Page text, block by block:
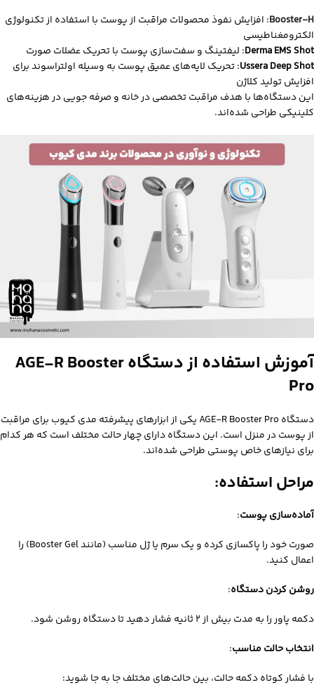
Booster-H: افزایش نفوذ محصولات مراقبت از پوست با استفاده از تکنولوژی
الکترومغناطیسی
Derma EMS Shot: لیفتینگ و سفت‌سازی پوست با تحریک عضلات صورت
Ussera Deep Shot: تحریک لایه‌های عمیق پوست به‌ وسیله اولتراسوند برای
افزایش تولید کلاژن
این دستگاه‌ها با هدف مراقبت تخصصی در خانه و صرفه‌ جویی در هزینه‌های
کلینیکی طراحی شده‌اند.
آموزش استفاده از دستگاه‌AGE-R Booster
Pro
دستگاه AGE-R Booster Pro یکی از ابزارهای پیشرفته مدی‌ کیوب برای مراقبت
از پوست در منزل است. این دستگاه دارای چهار حالت مختلف است که هر کدام
برای نیازهای خاص پوستی طراحی شده‌اند.
مراحل استفاده:
آماده‌سازی پوست:
صورت خود را پاکسازی کرده و یک سرم یا ژل مناسب (مانند Booster Gel) را
اعمال کنید.
روشن کردن دستگاه:
دکمه پاور را به مدت بیش از ۲ ثانیه فشار دهید تا دستگاه روشن شود.
انتخاب حالت مناسب:
با فشار کوتاه دکمه حالت، بین حالت‌های مختلف جا به جا شوید: